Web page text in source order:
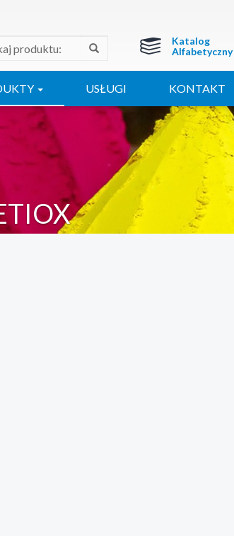
Katalog
Alfabetyczny
USŁUGI KONTAKT